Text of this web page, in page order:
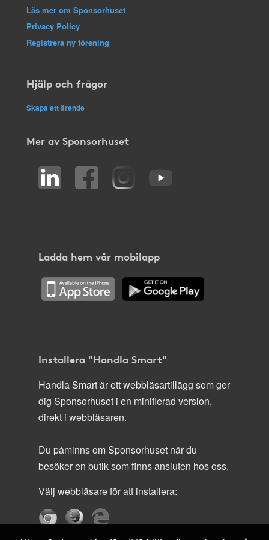
Läs mer om Sponsorhuset
Privacy Policy
Registrera ny förening
Hjälp och frågor
Skapa ett ärende
Mer av Sponsorhuset
Ladda hem vår mobilapp
Installera "Handla Smart"
Handla Smart är ett webbläsartillägg som ger
dig Sponsorhuset i en minifierad version,
direkt i webbläsaren.
Du påminns om Sponsorhuset när du
besöker en butik som finns ansluten hos oss.
Välj webbläsare för att installera: